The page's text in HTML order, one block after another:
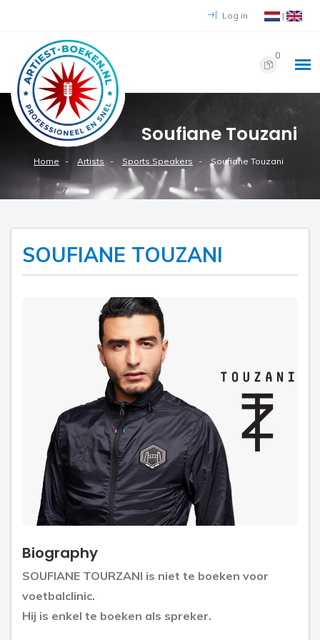
Log in |
0
Soufiane Touzani
Home Artists Sports Speakers Soufiane Touzani
SOUFIANE TOUZANI
Biography
SOUFIANE TOURZANI is niet te boeken voor
voetbalclinic.
Hij is enkel te boeken als spreker.